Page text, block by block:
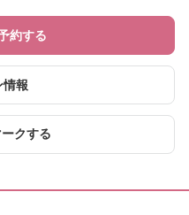
約する
情報
クする